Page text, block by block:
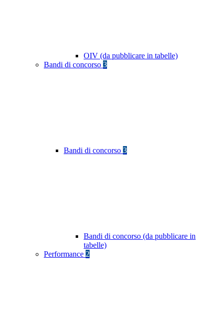
OIV (da pubblicare in tabelle)
Bandi di concorso 3
Bandi di concorso 3
Bandi di concorso (da pubblicare in
tabelle)
Performance 2